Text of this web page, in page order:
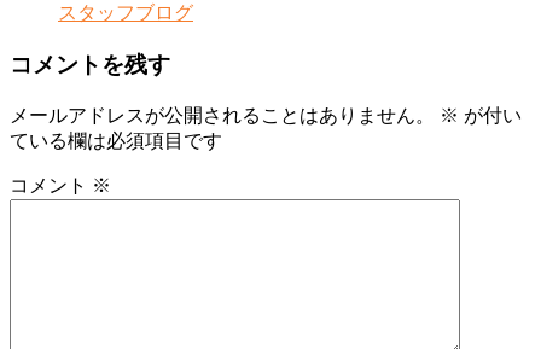
スタッフブログ
コメントを残す
メールアドレスが公開されることはありません。 ※ が付い
ている欄は必須項目です
コメント ※